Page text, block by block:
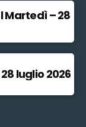
Martedì – 28
luglio 2026